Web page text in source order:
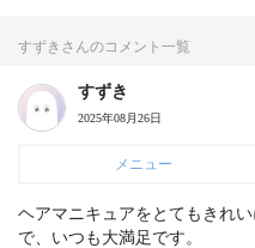
すずきさんのコメント一覧
すずき
2025年08月26日
メニュー
ヘアマニキュアをとてもきれ
で、いつも大満足です。